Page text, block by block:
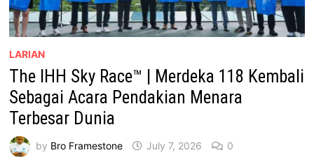
LARIAN
The IHH Sky Race™ | Merdeka 118 Kembali
Sebagai Acara Pendakian Menara
Terbesar Dunia
by Bro Framestone July 7, 2026 0